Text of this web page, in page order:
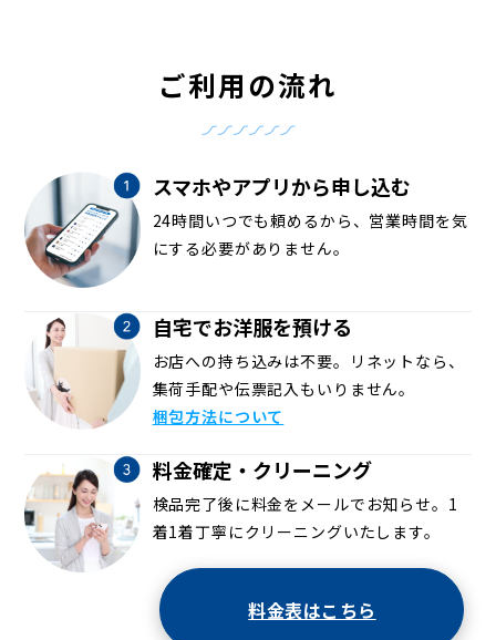
ご利用の流れ
スマホやアプリから申し込む
24時間いつでも頼めるから、営業時間を気
にする必要がありません。
自宅でお洋服を預ける
お店への持ち込みは不要。リネットなら、
集荷手配や伝票記入もいりません。
梱包方法について
料金確定・クリーニング
検品完了後に料金をメールでお知らせ。1
着1着丁寧にクリーニングいたします。
料金表はこちら